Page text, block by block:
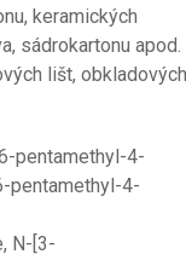
keramických
sádrokartonu apod.
lišt, obkladových
pentamethyl-4-
pentamethyl-4-
N-[3-